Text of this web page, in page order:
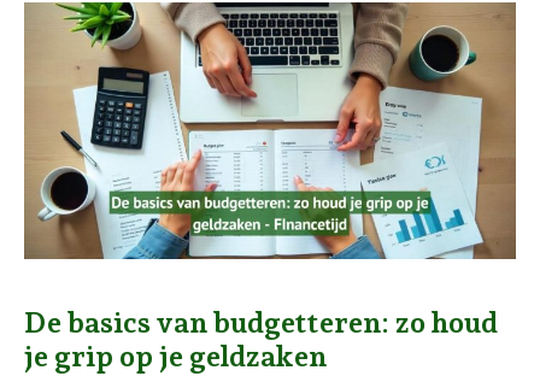
De basics van budgetteren: zo houd
je grip op je geldzaken